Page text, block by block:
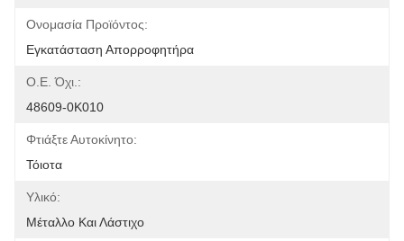
Ονομασία Προϊόντος:
Εγκατάσταση Απορροφητήρα
Ο.Ε. Όχι.:
48609-0K010
Φτιάξτε Αυτοκίνητο:
Τόιοτα
Υλικό:
Μέταλλο Και Λάστιχο